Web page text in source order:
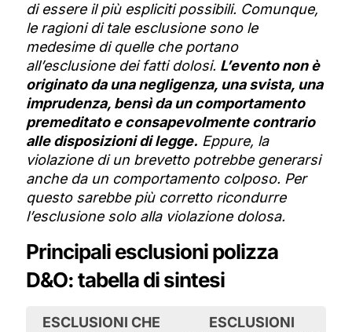
di essere il più espliciti possibili. Comunque,
le ragioni di tale esclusione sono le
medesime di quelle che portano
all’esclusione dei fatti dolosi. L’evento non è
originato da una negligenza, una svista, una
imprudenza, bensì da un comportamento
premeditato e consapevolmente contrario
alle disposizioni di legge. Eppure, la
violazione di un brevetto potrebbe generarsi
anche da un comportamento colposo. Per
questo sarebbe più corretto ricondurre
l’esclusione solo alla violazione dolosa.
Principali esclusioni polizza
D&O: tabella di sintesi
ESCLUSIONI CHE
ESCLUSIONI